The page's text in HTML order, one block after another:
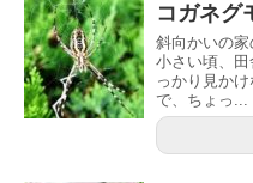
コガネグ
斜向かいの家
小さい頃、
っかり見か
で、ちょっ...